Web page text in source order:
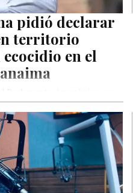
pidió declarar
territorio
en el
la visita de una comisión de